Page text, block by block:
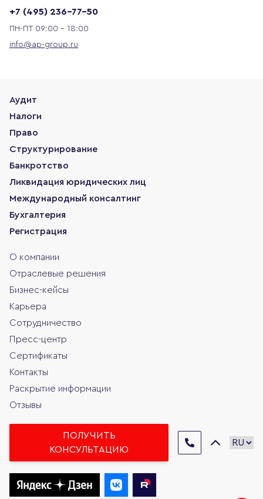
+7 (495) 236-77-50
ПН-ПТ 09:00 - 18:00
info@ap-group.ru
Аудит
Налоги
Право
Структурирование
Банкротство
Ликвидация юридических лиц
Международный консалтинг
Бухгалтерия
Регистрация
О компании
Отраслевые решения
Бизнес-кейсы
Карьера
Сотрудничество
Пресс-центр
Сертификаты
Контакты
Раскрытие информации
Отзывы
ПОЛУЧИТЬ
КОНСУЛЬТАЦИЮ